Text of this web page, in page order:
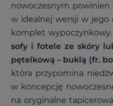
nowoczesnym
w idealnej wersji w
komplet wypoczynkowy.
sofy i fotele ze skóry
pętelkową – buklą (fr.
która przypomina
w koncepcję
na oryginalne